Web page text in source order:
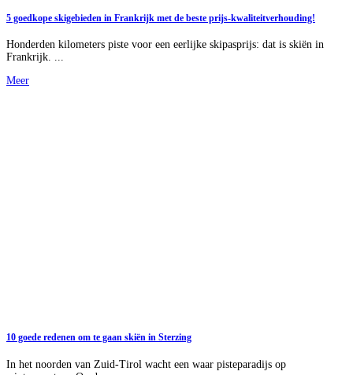
5 goedkope skigebieden in Frankrijk met de beste prijs-kwaliteitverhouding!
Honderden kilometers piste voor een eerlijke skipasprijs: dat is skiën in
Frankrijk. ...
Meer
10 goede redenen om te gaan skiën in Sterzing
In het noorden van Zuid-Tirol wacht een waar pisteparadijs op